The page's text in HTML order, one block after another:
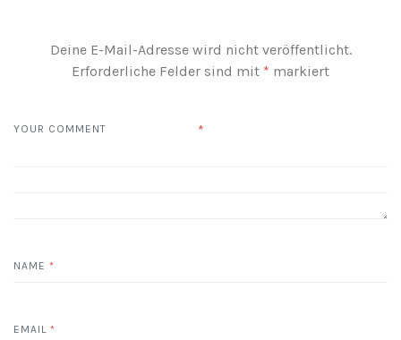
Deine E-Mail-Adresse wird nicht veröffentlicht.
Erforderliche Felder sind mit * markiert
YOUR COMMENT *
NAME *
EMAIL *